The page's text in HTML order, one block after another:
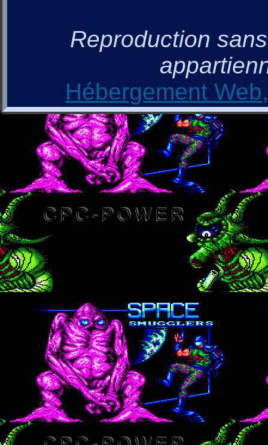
Reproduction
Hébergement